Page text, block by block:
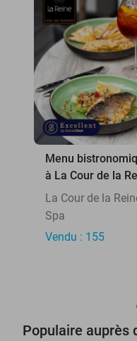
Menu
à La Cour de la
La Cour de la
Spa
Vendu : 155
Populaire auprès